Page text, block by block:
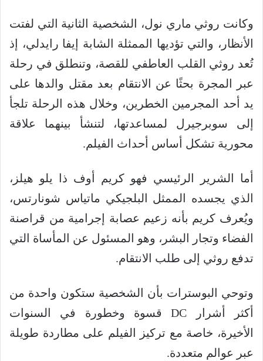
وكانت روثي ماري نول، الشخصية الثانية التي لفتت
الأنظار، والتي تؤديها الممثلة الشابة إيفا رايدلي، إذ
تُعد روثي القلب العاطفي للقصة، وتنطلق في رحلة
عبر المجرة بحثًا عن الانتقام بعد مقتل والدها على
يد أحد المجرمين الخطرين، وخلال هذه الرحلة تلجأ
إلى سوبرجيرل لمساعدتها، لتنشأ بينهما علاقة
محورية تشكل أساس أحداث الفيلم.
أما الشرير الرئيسي فهو كريم أوف ذا يلو هيلز،
الذي يجسده الممثل البلجيكي ماتياس شونارتس،
ويُعرف كريم بأنه زعيم عصابة إجرامية من قراصنة
الفضاء وتجار البشر، وهو المسئول عن المأساة التي
تدفع روثي إلى طلب الانتقام.
وتوحي البوسترات بأن الشخصية ستكون واحدة من
أكثر أشرار DC قسوة وخطورة في السنوات
الأخيرة، خاصة مع تركيز الفيلم على مطاردة طويلة
عبر عوالم متعددة.